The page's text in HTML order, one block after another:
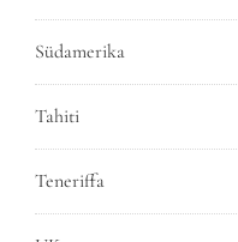
Südamerika
Tahiti
Teneriffa